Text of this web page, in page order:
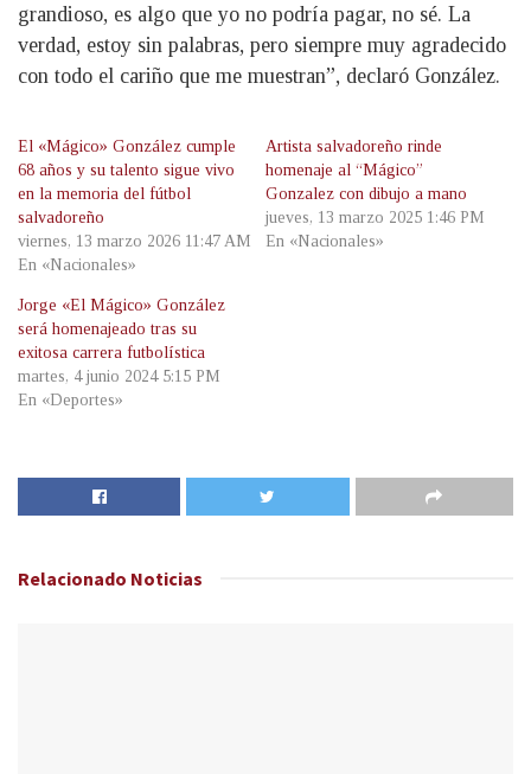
grandioso, es algo que yo no podría pagar, no sé. La
verdad, estoy sin palabras, pero siempre muy agradecido
con todo el cariño que me muestran”, declaró González.
El «Mágico» González cumple
68 años y su talento sigue vivo
en la memoria del fútbol
salvadoreño
viernes, 13 marzo 2026 11:47 AM
En «Nacionales»
Artista salvadoreño rinde
homenaje al “Mágico”
Gonzalez con dibujo a mano
jueves, 13 marzo 2025 1:46 PM
En «Nacionales»
Jorge «El Mágico» González
será homenajeado tras su
exitosa carrera futbolística
martes, 4 junio 2024 5:15 PM
En «Deportes»
Relacionado Noticias